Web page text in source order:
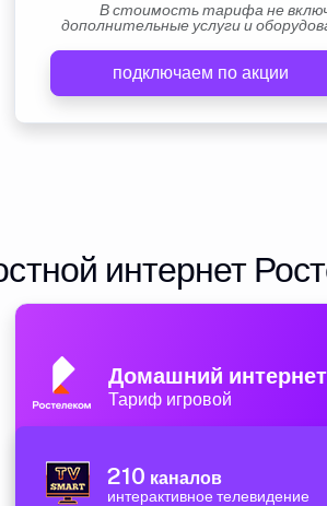
В стоимость тарифа не
дополнительные услуги и
подключаем по акции
интернет
Домашний интернет
Тариф игровой
210 каналов
интерактивное телевидение